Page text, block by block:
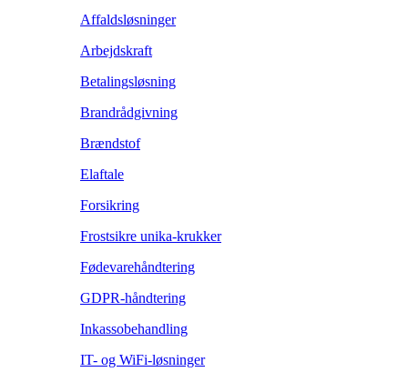
Affaldsløsninger
Arbejdskraft
Betalingsløsning
Brandrådgivning
Brændstof
Elaftale
Forsikring
Frostsikre unika-krukker
Fødevarehåndtering
GDPR-håndtering
Inkassobehandling
IT- og WiFi-løsninger